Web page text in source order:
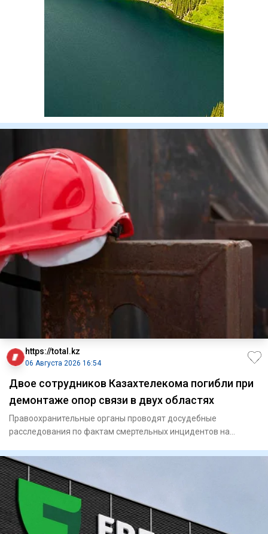
https://total.kz
06 Августа 2026 16:54
Двое сотрудников Казахтелекома погибли при
демонтаже опор связи в двух областях
Правоохранительные органы проводят досудебные
расследования по фактам смертельных инцидентов на